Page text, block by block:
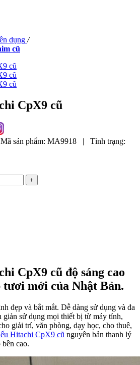
dụng /
cũ
CpX9 cũ
Mã sản phẩm: MA9918 |
Tình trạng:
+
CpX9 cũ độ sáng cao
tươi mới của Nhật Bản.
đẹp và bắt mắt. Dễ dàng sử dụng và đa
giản sử dụng mọi thiết bị từ máy tính,
giải trí, văn phòng, dạy học, cho thuê,
Hitachi CpX9 cũ nguyên bản thanh lý
cao.